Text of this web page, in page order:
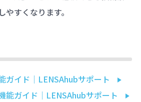
すくなります。
ガイド｜LENSAhubサポート
能ガイド｜LENSAhubサポート